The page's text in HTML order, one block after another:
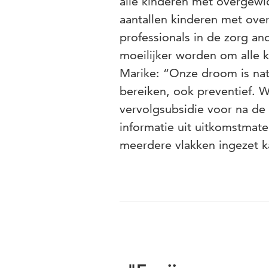
aantallen kinderen met
professionals in de zorg
moeilijker worden om alle
Marike: “Onze droom is
bereiken, ook preventief.
vervolgsubsidie voor na
informatie uit
meerdere vlakken ingezet